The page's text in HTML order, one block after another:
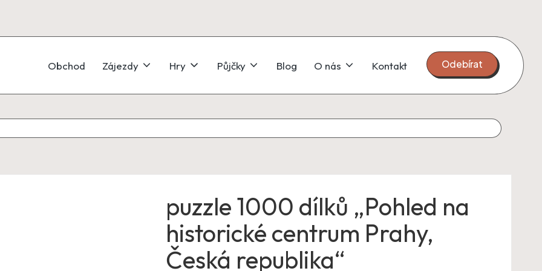
Obchod Zájezdy Hry Půjčky Blog O nás Kontakt Odebírat
puzzle 1000 dílků „Pohled na
historické centrum Prahy,
Česká republika“